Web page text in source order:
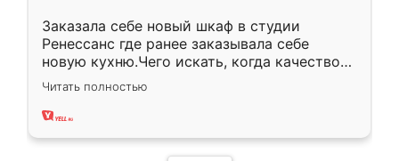
Заказала себе новый шкаф в студии
Ренессанс где ранее заказывала себе
новую кухню.Чего искать, когда качеством
вполне довольна. Служит кухня уже почти
два года, нареканий нет.
Читать полностью